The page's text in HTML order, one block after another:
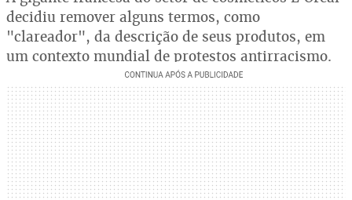
decidiu remover alguns termos, como
"clareador", da descrição de seus produtos, em
um contexto mundial de protestos antirracismo.